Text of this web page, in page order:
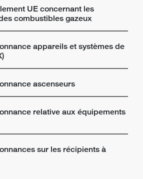
UE concernant les
combustibles gazeux
appareils et systèmes de
ascenseurs
relative aux équipements
sur les récipients à